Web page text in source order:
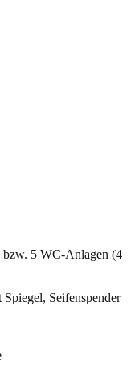
5 WC-Anlagen (4
Seifenspender